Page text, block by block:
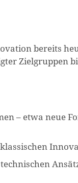
bereits
Zielgruppen
– etwa neue